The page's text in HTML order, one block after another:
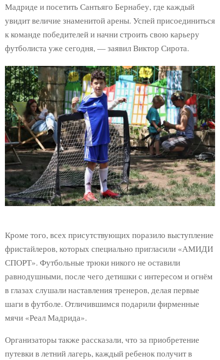
Мадриде и посетить Сантьяго Бернабеу, где каждый
увидит величие знаменитой арены. Успей присоединиться
к команде победителей и начни строить свою карьеру
футболиста уже сегодня, — заявил Виктор Сирота.
Кроме того, всех присутствующих поразило выступление
фристайлеров, которых специально пригласили «АМИДИ
СПОРТ». Футбольные трюки никого не оставили
равнодушными, после чего детишки с интересом и огнём
в глазах слушали наставления тренеров, делая первые
шаги в футболе. Отличившимся подарили фирменные
мячи «Реал Мадрида».
Организаторы также рассказали, что за приобретение
путевки в летний лагерь, каждый ребенок получит в